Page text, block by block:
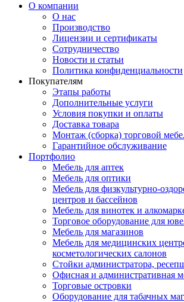
О компании
О нас
Производство
Лицензии и сертификаты
Сотрудничество
Новости и статьи
Политика конфиденциальности
Покупателям
Этапы работы
Дополнительные услуги
Условия покупки и оплаты
Доставка товара
Монтаж (сборка) торговой
Гарантийное обслуживание
Портфолио
Мебель для аптек
Мебель для оптики
Мебель для физкультурно-
центров и бассейнов
Мебель для винотек и
Торговое оборудование для
Мебель для магазинов
Мебель для медицинских
косметологических салонов
Стойки администратора,
Офисная и административная
Торговые островки
Оборудование для табачных